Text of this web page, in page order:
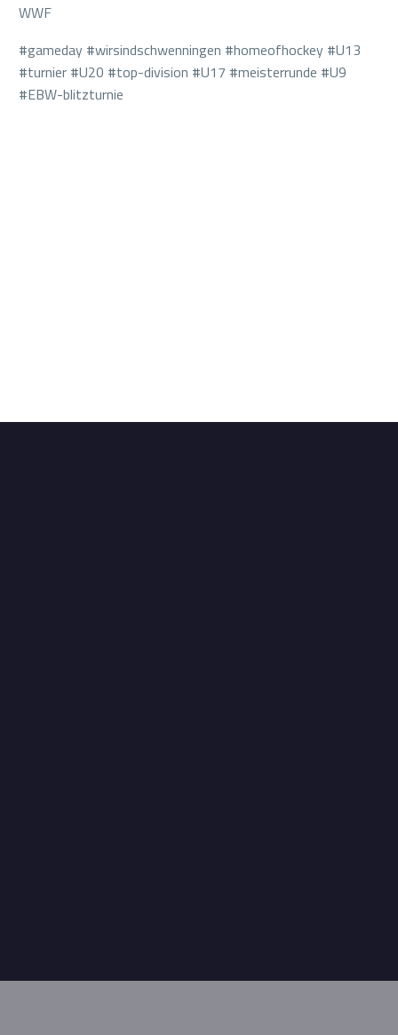
WWF
#gameday #wirsindschwenningen #homeofhockey #U13
#turnier #U20 #top-division #U17 #meisterrunde #U9
#EBW-blitzturnie